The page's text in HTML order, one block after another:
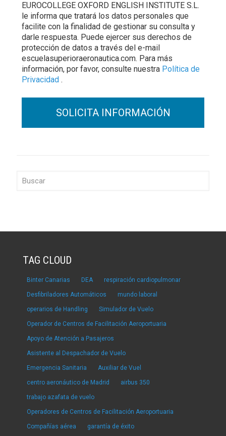
EUROCOLLEGE OXFORD ENGLISH INSTITUTE S.L.
le informa que tratará los datos personales que
facilite con la finalidad de gestionar su consulta y
darle respuesta. Puede ejercer sus derechos de
protección de datos a través del e-mail
escuelasuperioraeronautica.com. Para más
información, por favor, consulte nuestra Política de
Privacidad .
TAG CLOUD
Binter Canarias DEA respiración cardiopulmonar
Desfibriladores Automáticos mundo laboral
operarios de Handling Simulador de Vuelo
Operador de Centros de Facilitación Aeroportuaria
Apoyo de Atención a Pasajeros
Asistente al Despachador de Vuelo
Emergencia Sanitaria Auxiliar de Vuel
centro aeronáutico de Madrid airbus 350
trabajo azafata de vuelo
Operadores de Centros de Facilitación Aeroportuaria
Compañías aérea garantía de éxito